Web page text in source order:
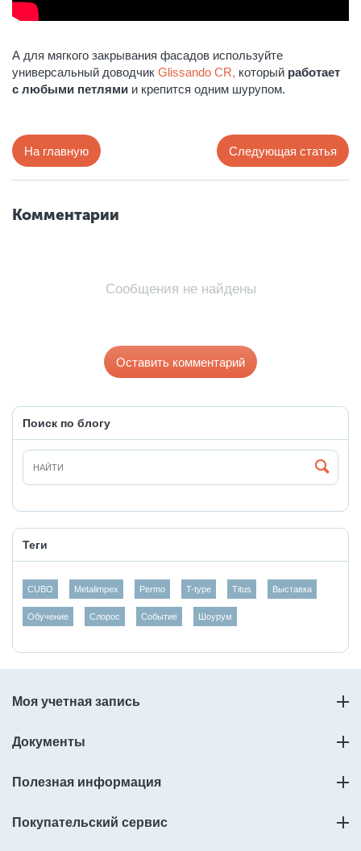
А для мягкого закрывания фасадов используйте
универсальный доводчик Glissando CR, который работает
с любыми петлями и крепится одним шурупом.
На главную Следующая статья
Комментарии
Сообщения не найдены
Оставить комментарий
Поиск по блогу
Теги
CUBO Metalimpex Permo T-type Titus Выставка
Обучение Слорос Событие Шоурум
Моя учетная запись
Документы
Полезная информация
Покупательский сервис